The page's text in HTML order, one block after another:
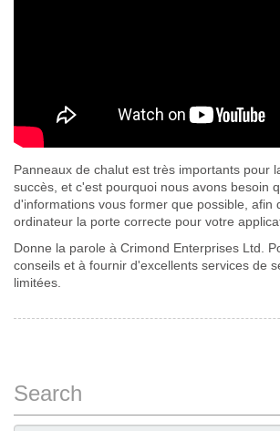
Panneaux de chalut est très importants pour
succès, et c'est pourquoi nous avons besoin
d'informations vous former que possible, afin
ordinateur la porte correcte pour votre
Donne la parole à Crimond Enterprises Ltd.
conseils et à fournir d'excellents services de
limitées.
Search